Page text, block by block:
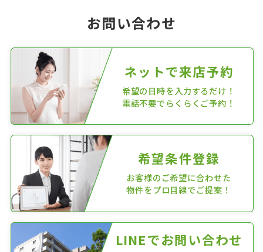
お問い合わせ
ネットで来店予約
希望の日時を入力するだけ！
電話不要でらくらくご予約！
希望条件登録
お客様のご希望に合わせた
物件をプロ目線でご提案！
LINEでお問い合わせ